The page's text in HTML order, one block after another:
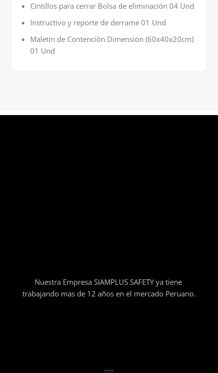
Cintillos para cerrar Bolsa de eliminación 04 Und
Instructivo y reporte de derrame 01 Und
Maletín de Contención Dimensión (60x40x20cm)
01 Und
Nuestra Empresa SIAMPLUS SAFETY ya tiene
trabajando mas de 12 años en el mercado Peruano.